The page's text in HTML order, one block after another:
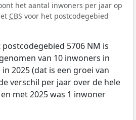
het aantal inwoners per jaar op
CBS voor het postcodegebied
5706 NM is
van 10 inwoners in
2025 (dat is een groei van
verschil per jaar over de hele
met 2025 was 1 inwoner